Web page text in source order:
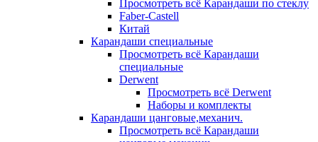
Просмотреть всё Карандаши по стеклу
Faber-Castell
Китай
Карандаши специальные
Просмотреть всё Карандаши
специальные
Derwent
Просмотреть всё Derwent
Наборы и комплекты
Карандаши цанговые,механич.
Просмотреть всё Карандаши